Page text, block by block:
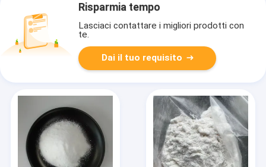
Risparmia tempo
Lasciaci contattare i migliori prodotti con
te.
Dai il tuo requisito